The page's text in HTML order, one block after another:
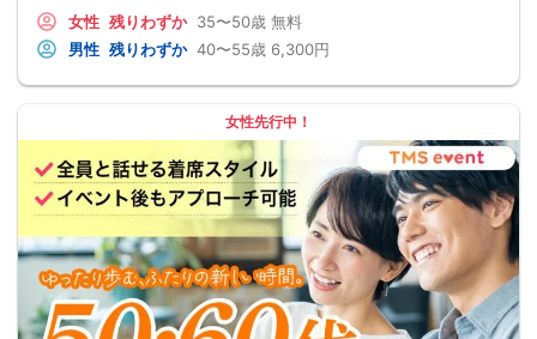
女性 残りわずか 35〜50歳 無料
男性 残りわずか 40〜55歳 6,300円
女性先行中！